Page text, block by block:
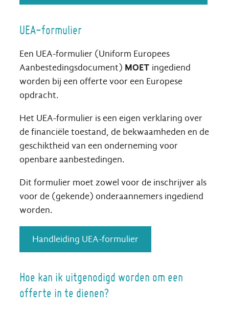
UEA-formulier
Een UEA-formulier (Uniform Europees
Aanbestedingsdocument) MOET ingediend
worden bij een offerte voor een Europese
opdracht.
Het UEA-formulier is een eigen verklaring over
de financiële toestand, de bekwaamheden en de
geschiktheid van een onderneming voor
openbare aanbestedingen.
Dit formulier moet zowel voor de inschrijver als
voor de (gekende) onderaannemers ingediend
worden.
Handleiding UEA-formulier
Hoe kan ik uitgenodigd worden om een
offerte in te dienen?